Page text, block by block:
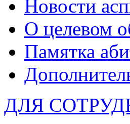
Новости
О целевом
Памятка
ДЛЯ